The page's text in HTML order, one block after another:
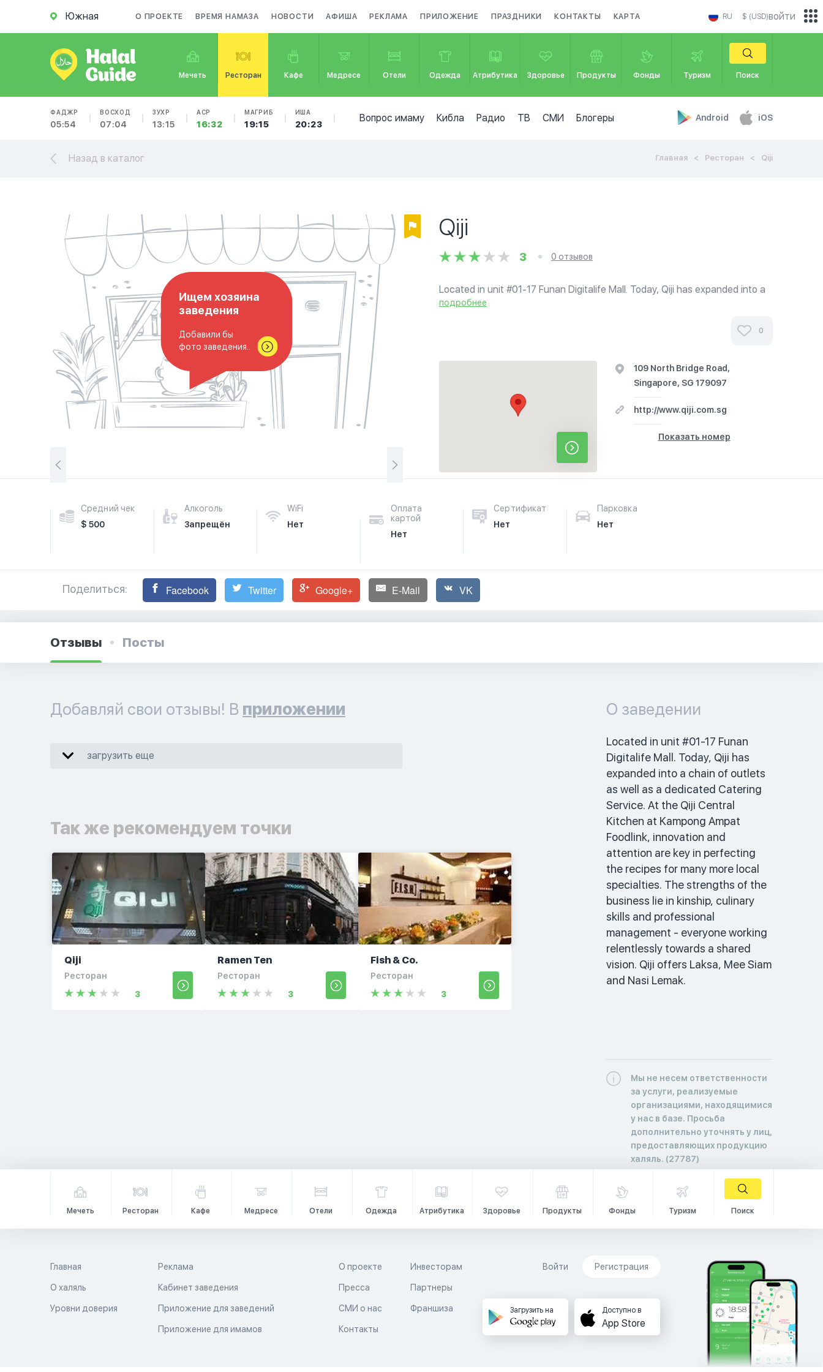
Южная О ПРОЕКТЕ ВРЕМЯ НАМАЗА НОВОСТИ АФИША РЕКЛАМА ПРИЛОЖЕНИЕ ПРАЗДНИКИ КОНТАКТЫ КАРТА RU $ (USD)
Мечеть Ресторан Кафе Медресе Отели Одежда Атрибутика Здоровье Продукты Фонды Туризм Поиск
ФАДЖР
05:54
ВОСХОД
07:04
ЗУХР
13:15
АСР
16:32
МАГРИБ
19:15
ИША
20:23
Вопрос имаму Кибла Радио ТВ СМИ Блогеры Android iOS
войти
Назад в каталог Главная Ресторан Qiji
Ищем хозяина
заведения
Добавили бы
фото заведения..
Qiji
3 0 отзывов
Located in unit #01-17 Funan Digitalife Mall. Today, Qiji has expanded into a
chain of outlets as well as a dedicated Catering Service. At the Qiji Central
подробнее
0
109 North Bridge Road,
Singapore, SG 179097
http://www.qiji.com.sg
Показать номер
Средний чек
$ 500
Алкоголь
Запрещён
WiFi
Нет
Оплата
картой
Нет
Сертификат
Нет
Парковка
Нет
Поделиться: Facebook Twitter Google+ E-Mail VK
Отзывы Посты
Добавляй свои отзывы! В приложении
загрузить еще
Так же рекомендуем точки
Qiji
Ресторан
3
Ramen Ten
Ресторан
3
Fish & Co.
Ресторан
3
О заведении
Located in unit #01-17 Funan
Digitalife Mall. Today, Qiji has
expanded into a chain of outlets
as well as a dedicated Catering
Service. At the Qiji Central
Kitchen at Kampong Ampat
Foodlink, innovation and
attention are key in perfecting
the recipes for many more local
specialties. The strengths of the
business lie in kinship, culinary
skills and professional
management - everyone working
relentlessly towards a shared
vision. Qiji offers Laksa, Mee Siam
and Nasi Lemak.
Мы не несем ответственности
за услуги, реализуемые
организациями, находящимися
у нас в базе. Просьба
дополнительно уточнять у лиц,
предоставляющих продукцию
халяль. (27787)
Мечеть Ресторан Кафе Медресе Отели Одежда Атрибутика Здоровье Продукты Фонды Туризм Поиск
Главная
О халяль
Уровни доверия
Реклама
Кабинет заведения
Приложение для заведений
Приложение для имамов
О проекте
Пресса
СМИ о нас
Контакты
Инвесторам
Партнеры
Франшиза
Войти Регистрация
Загрузить на Доступно в
App Store